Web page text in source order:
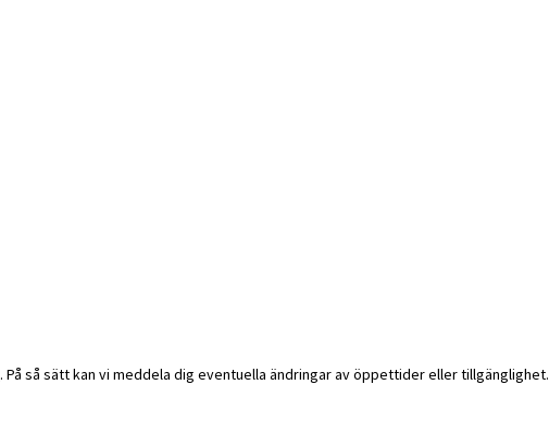
. På så sätt kan vi meddela dig eventuella ändringar av öppettider eller tillgänglighet.